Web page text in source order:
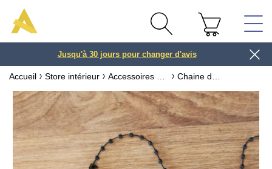
3 ou 4x
Jusqu'à 30 jours pour changer d'avis
Accueil Store intérieur